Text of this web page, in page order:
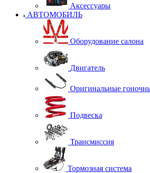
Аксессуары
АВТОМОБИЛЬ
Оборудование салона
Двигатель
Оригинальные
Подвеска
Трансмиссия
Тормозная система